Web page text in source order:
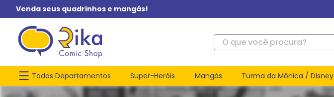
Venda seus quadrinhos e mangás!
O que você procura?
Todos Departamentos Super-Heróis Mangás Turma da Mônica / Disney